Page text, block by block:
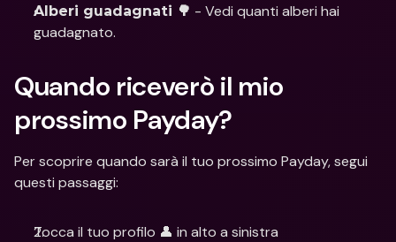
Alberi guadagnati 🌳 - Vedi quanti alberi hai
guadagnato.
Quando riceverò il mio
prossimo Payday?
Per scoprire quando sarà il tuo prossimo Payday, segui
questi passaggi:
Tocca il tuo profilo 👤 in alto a sinistra